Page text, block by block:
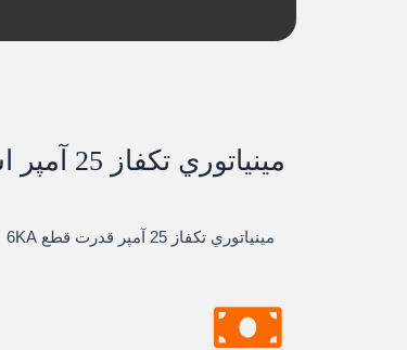
مينياتوري تکفاز 25 آمپر اشنایدر
مينياتوري تکفاز 25 آمپر قدرت قطع 6KA